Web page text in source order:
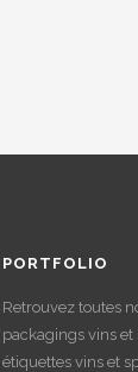
PORTFOLIO
Retrouvez toutes
packagings vins
étiquettes vins et